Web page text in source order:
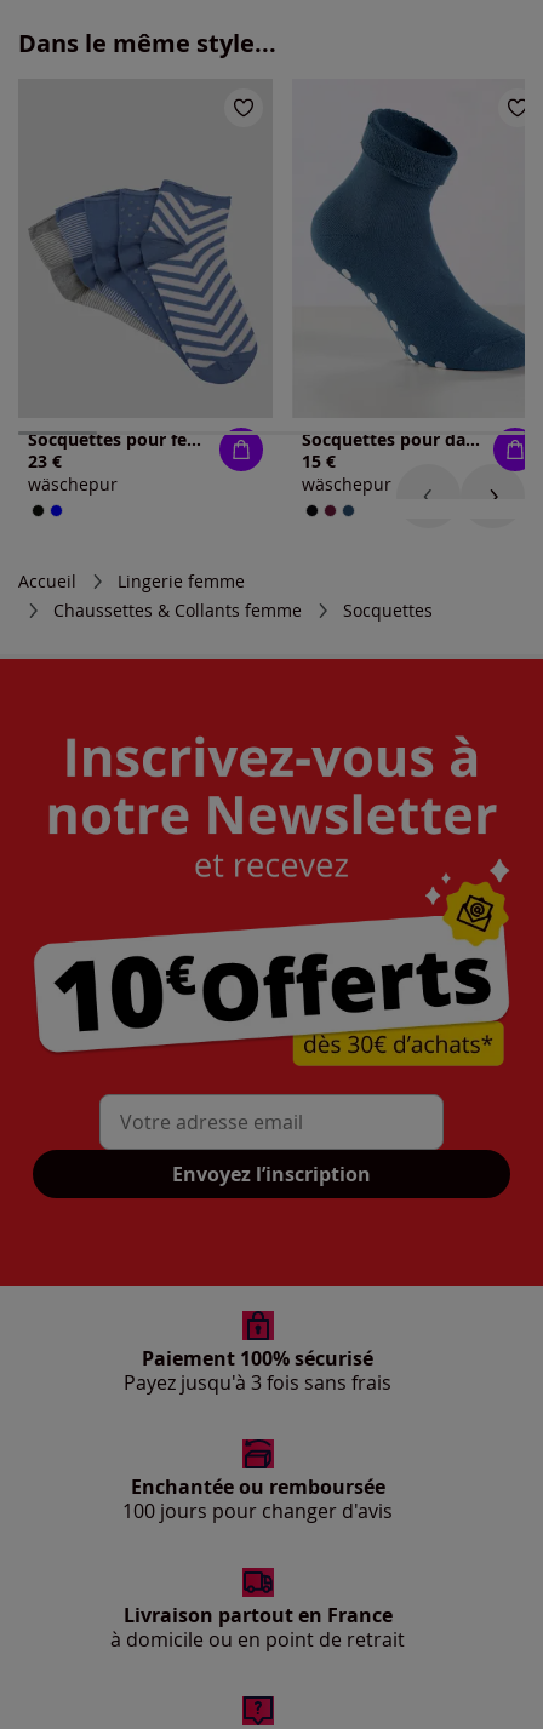
Dans le même style...
Socquettes pour femme qualité coton
23 €
wäschepur
Socquettes pour dames
15 €
wäschepur
Accueil
Lingerie femme
Chaussettes & Collants femme
Socquettes
Mon adresse mail
Envoyez l’inscription
Paiement 100% sécurisé
Payez jusqu'à 3 fois sans frais
Enchantée ou remboursée
100 jours pour changer d'avis
Livraison partout en France
à domicile ou en point de retrait